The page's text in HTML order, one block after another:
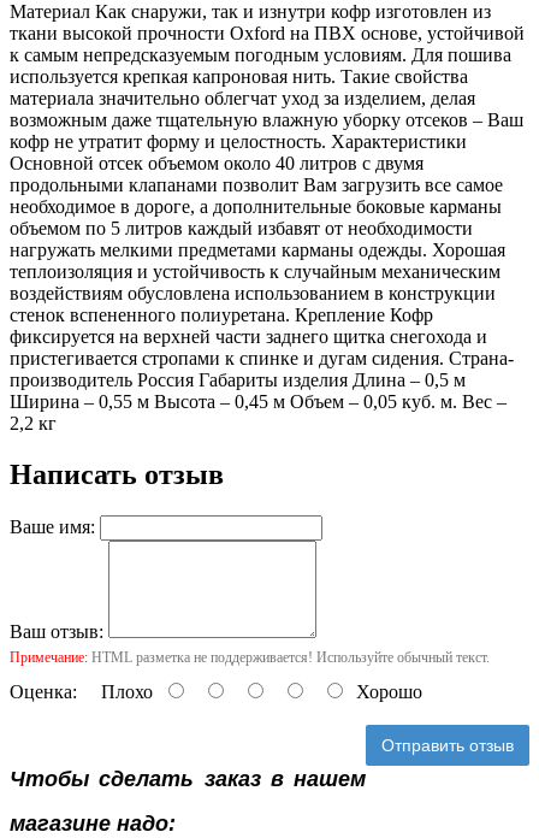
Материал Как снаружи, так и изнутри кофр изготовлен из
ткани высокой прочности Oxford на ПВХ основе, устойчивой
к самым непредсказуемым погодным условиям. Для пошива
используется крепкая капроновая нить. Такие свойства
материала значительно облегчат уход за изделием, делая
возможным даже тщательную влажную уборку отсеков – Ваш
кофр не утратит форму и целостность. Характеристики
Основной отсек объемом около 40 литров с двумя
продольными клапанами позволит Вам загрузить все самое
необходимое в дороге, а дополнительные боковые карманы
объемом по 5 литров каждый избавят от необходимости
нагружать мелкими предметами карманы одежды. Хорошая
теплоизоляция и устойчивость к случайным механическим
воздействиям обусловлена использованием в конструкции
стенок вспененного полиуретана. Крепление Кофр
фиксируется на верхней части заднего щитка снегохода и
пристегивается стропами к спинке и дугам сидения. Страна-
производитель Россия Габариты изделия Длина – 0,5 м
Ширина – 0,55 м Высота – 0,45 м Объем – 0,05 куб. м. Вес –
2,2 кг
Написать отзыв
Ваше имя:
Ваш отзыв:
Примечание: HTML разметка не поддерживается! Используйте обычный текст.
Оценка: Плохо Хорошо
Отправить отзыв
Чтобы сделать заказ в нашем
магазине надо: